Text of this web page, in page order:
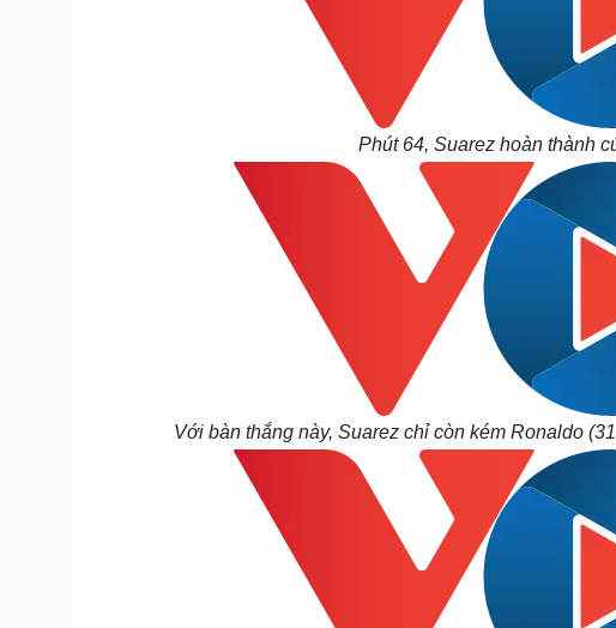
Phút 64, Suarez hoàn thành
Với bàn thắng này, Suarez chỉ còn kém Ronaldo